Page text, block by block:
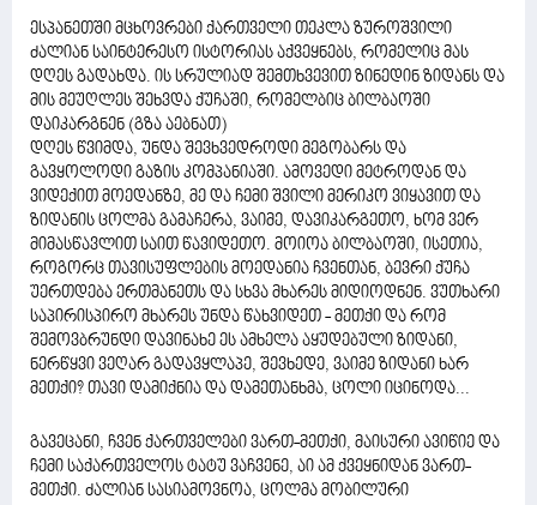
ესპანეთში მცხოვრები ქართველი თეკლა ზუროშვილი
ძალიან საინტერესო ისტორიას აქვეყნებს, რომელიც მას
დღეს გადახდა. ის სრულიად შემთხვევით ზინედინ ზიდანს და
მის მეუღლეს შეხვდა ქუჩაში, რომელბიც ბილბაოში
დაიკარგნენ (გზა აებნათ)
დღეს წვიმდა, უნდა შევხვედროდი მეგობარს და
გავყოლოდი გაზის კომპანიაში. ამოვედი მეტროდან და
ვიდექით მოედანზე, მე და ჩემი შვილი მერიკო ვიყავით და
ზიდანის ცოლმა გამაჩერა, ვაიმე, დავიკარგეთო, ხომ ვერ
მიმასწავლით საით წავიდეთო. მოიოა ბილბაოში, ისეთია,
როგორც თავისუფლების მოედანია ჩვენთან, ბევრი ქუჩა
უერთდება ერთმანეთს და სხვა მხარეს მიდიოდნენ. ვუთხარი
საპირისპირო მხარეს უნდა წახვიდეთ - მეთქი და რომ
შემოვბრუნდი დავინახე ეს ამხელა აყუდებული ზიდანი,
ნერწყვი ვეღარ გადავყლაპე, შევხედე, ვაიმე ზიდანი ხარ
მეთქი? თავი დამიქნია და დამეთანხმა, ცოლი იცინოდა...
გავეცანი, ჩვენ ქართველები ვართ-მეთქი, მაისური ავიწიე და
ჩემი საქართველოს ტატუ ვაჩვენე, აი ამ ქვეყნიდან ვართ-
მეთქი. ძალიან სასიამოვნოა, ცოლმა მობილური